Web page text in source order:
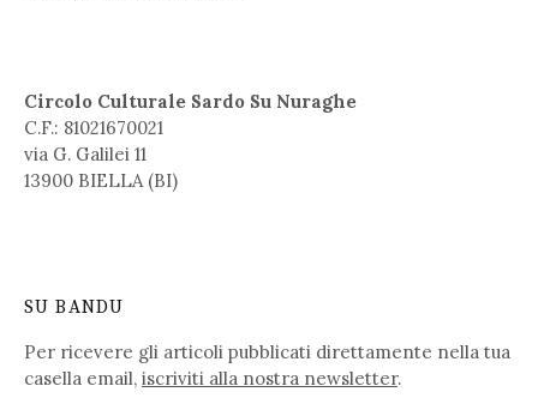
Circolo Culturale Sardo Su Nuraghe
C.F.: 81021670021
via G. Galilei 11
13900 BIELLA (BI)
SU BANDU
Per ricevere gli articoli pubblicati direttamente nella tua
casella email, iscriviti alla nostra newsletter.